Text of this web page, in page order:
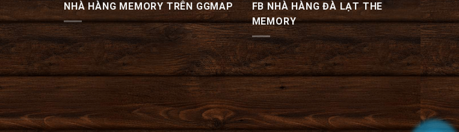
NHÀ HÀNG MEMORY TRÊN GGMAP
FB NHÀ HÀNG ĐÀ LẠT THE
MEMORY